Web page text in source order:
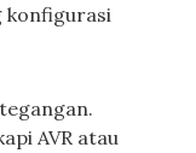
konfigurasi
AVR atau